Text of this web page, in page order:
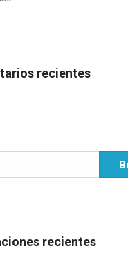
recientes
recientes